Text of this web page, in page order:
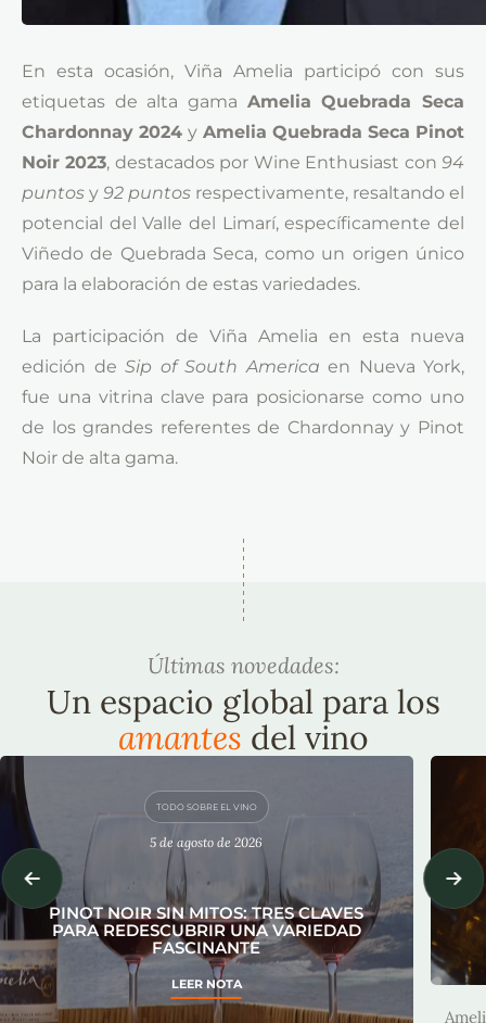
En esta ocasión, Viña Amelia participó con sus
etiquetas de alta gama Amelia Quebrada Seca
Chardonnay 2024y Amelia Quebrada Seca Pinot
Noir 2023, destacados por Wine Enthusiast con94
puntos y 92 puntos respectivamente, resaltando el
potencial del Valle del Limarí, específicamente del
Viñedo de Quebrada Seca, como un origen único
para la elaboración de estas variedades.
La participación de Viña Amelia en esta nueva
edición de Sip of South America en Nueva York,
fue una vitrina clave para posicionarse como uno
de los grandes referentes de Chardonnay y Pinot
Noir de alta gama.
Últimas novedades:
Un espacio global para los
amantes del vino
TODO SOBRE EL VINO
5 de agosto de 2026
PINOT NOIR SIN MITOS: TRES CLAVES
PARA REDESCUBRIR UNA VARIEDAD
FASCINANTE
LEER NOTA